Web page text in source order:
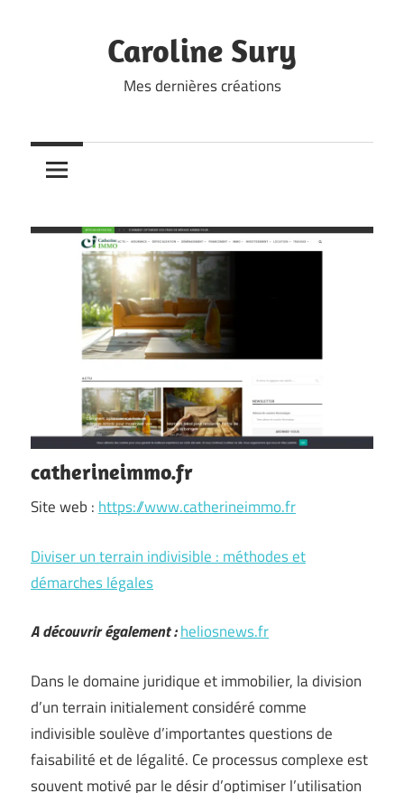
Caroline Sury
Mes dernières créations
catherineimmo.fr
Site web : https://www.catherineimmo.fr
Diviser un terrain indivisible : méthodes et
démarches légales
A découvrir également :heliosnews.fr
Dans le domaine juridique et immobilier, la division
d’un terrain initialement considéré comme
indivisible soulève d’importantes questions de
faisabilité et de légalité. Ce processus complexe est
souvent motivé par le désir d’optimiser l’utilisation